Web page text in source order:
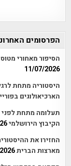
הפרסומים
הסיפור מאחורי
11/07/2026
היסטוריה מתחת
הארכיאולוגים
תעלומה מתחת
הקיבוץ הירושלמי
החזירו את
מארצות הברית